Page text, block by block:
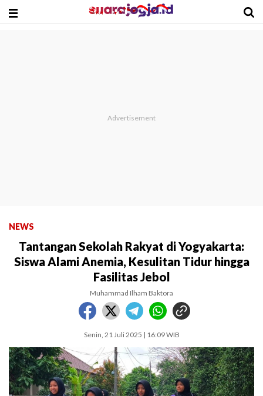
NEWS
Tantangan Sekolah Rakyat di Yogyakarta:
Siswa Alami Anemia, Kesulitan Tidur hingga
Fasilitas Jebol
Muhammad Ilham Baktora
Senin, 21 Juli 2025 | 16:09 WIB